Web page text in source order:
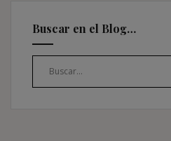
Buscar en el Blog…